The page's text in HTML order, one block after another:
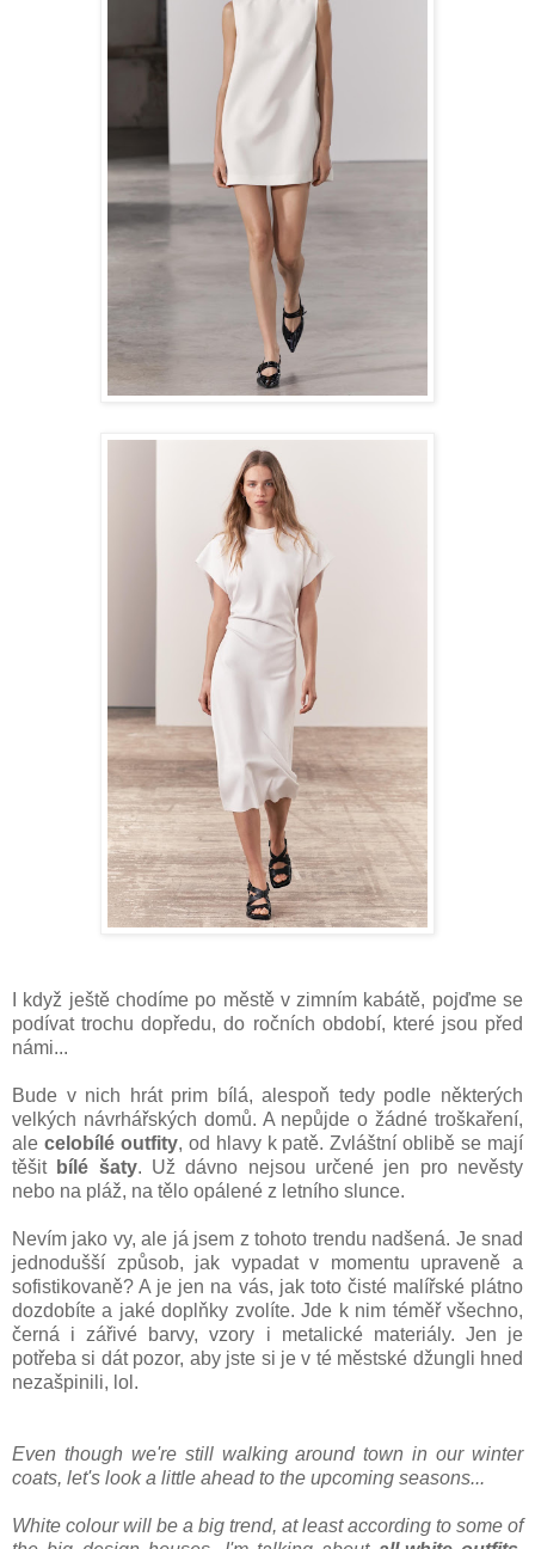
I když ještě chodíme po městě v zimním kabátě, pojďme se
podívat trochu dopředu, do ročních období, které jsou před
námi...
Bude v nich hrát prim bílá, alespoň tedy podle některých
velkých návrhářských domů. A nepůjde o žádné troškaření,
ale celobílé outfity, od hlavy k patě. Zvláštní oblibě se mají
těšit bílé šaty. Už dávno nejsou určené jen pro nevěsty
nebo na pláž, na tělo opálené z letního slunce.
Nevím jako vy, ale já jsem z tohoto trendu nadšená. Je snad
jednodušší způsob, jak vypadat v momentu upraveně a
sofistikovaně? A je jen na vás, jak toto čisté malířské plátno
dozdobíte a jaké doplňky zvolíte. Jde k nim téměř všechno,
černá i zářivé barvy, vzory i metalické materiály. Jen je
potřeba si dát pozor, aby jste si je v té městské džungli hned
nezašpinili, lol.
Even though we're still walking around town in our winter
coats, let's look a little ahead to the upcoming seasons...
White colour will be a big trend, at least according to some of